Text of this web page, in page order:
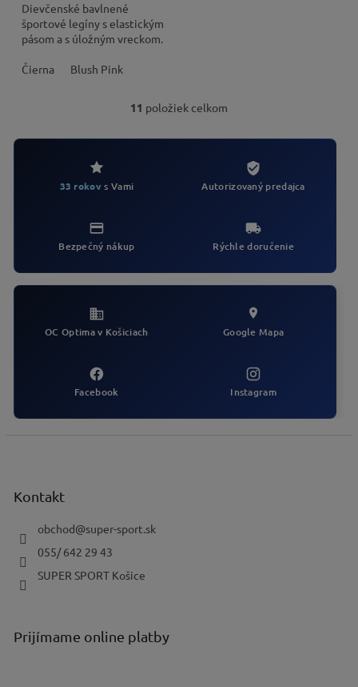
Dievčenské bavlnené
športové legíny s elastickým
pásom a s úložným vreckom.
Čierna Blush Pink
O
l
v
11 položiek celkom
33 rokovs Vami Autorizovaný predajca
Bezpečný nákup Rýchle doručenie
OC Optima v Košiciach Google Mapa
Facebook Instagram
Kontakt
obchod@super-sport.sk
055/ 642 29 43
SUPER SPORT Košice
Prijímame online platby